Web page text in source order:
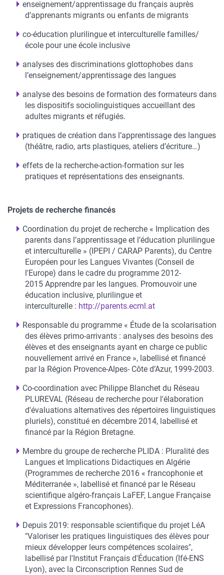
enseignement/apprentissage du français auprès
d’apprenants migrants ou enfants de migrants
co-éducation plurilingue et interculturelle familles/
école pour une école inclusive
analyses des discriminations glottophobes dans
l’enseignement/apprentissage des langues
analyse des besoins de formation des formateurs dans
les dispositifs sociolinguistiques accueillant des
adultes migrants et réfugiés.
pratiques de création dans l’apprentissage des langues
(théâtre, radio, arts plastiques, ateliers d’écriture…)
effets de la recherche-action-formation sur les
pratiques et représentations des enseignants.
Projets de recherche financés
Coordination du projet de recherche « Implication des
parents dans l’apprentissage et l’éducation plurilingue
et interculturelle » (IPEPI / CARAP Parents), du Centre
Européen pour les Langues Vivantes (Conseil de
l'Europe) dans le cadre du programme 2012-
2015 Apprendre par les langues. Promouvoir une
éducation inclusive, plurilingue et
interculturelle : http://parents.ecml.at
Responsable du programme « Étude de la scolarisation
des élèves primo-arrivants : analyses des besoins des
élèves et des enseignants ayant en charge ce public
nouvellement arrivé en France », labellisé et financé
par la Région Provence-Alpes- Côte d’Azur, 1999-2003.
Co-coordination avec Philippe Blanchet du Réseau
PLUREVAL (Réseau de recherche pour l'élaboration
d'évaluations alternatives des répertoires linguistiques
pluriels), constitué en décembre 2014, labellisé et
financé par la Région Bretagne.
Membre du groupe de recherche PLIDA : Pluralité des
Langues et Implications Didactiques en Algérie
(Programmes de recherche 2016 « francophonie et
Méditerranée », labellisé et financé par le Réseau
scientifique algéro-français LaFEF, Langue Française
et Expressions Francophones).
Depuis 2019: responsable scientifique du projet LéA
"Valoriser les pratiques linguistiques des élèves pour
mieux développer leurs compétences scolaires",
labellisé par l'Institut Français d'Éducation (Ifé-ENS
Lyon), avec la Circonscription Rennes Sud de